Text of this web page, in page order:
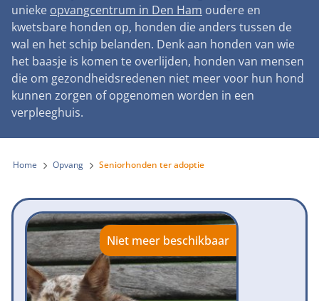
Landelijke registratie bijtincidenten
Verantwoord fokbeleid
Landelijk vuurwerkverbod
Verplichte pre-aanschaf cursus
Gemeentelijk meldpunt bijtincidenten
Bescherming tegen grasaren
Lezingen
Symposium Gemeentelijk Dierenbeleid
Teken onze petitie
Steun als bedrijf
Adopteer een seniorhond
Sponsor een seniorhond
Steun als vrijwilliger
Honden voor Honden Loop
Vraag een donatiebox aan
Wat wij doen
Onze organisatie
Samenwerking
Jaarverslag
Vacatures
Donateursmagazine Hond
Onze successen voor honden
Contactgegevens
Pers
Nieuws
Nieuwsbrief
Incassodata
Zoeken
unieke opvangcentrum in Den Ham oudere en
kwetsbare honden op, honden die anders tussen de
wal en het schip belanden. Denk aan honden van wie
het baasje is komen te overlijden, honden van mensen
die om gezondheidsredenen niet meer voor hun hond
kunnen zorgen of opgenomen worden in een
verpleeghuis.
Home Opvang Seniorhonden ter adoptie
Niet meer beschikbaar